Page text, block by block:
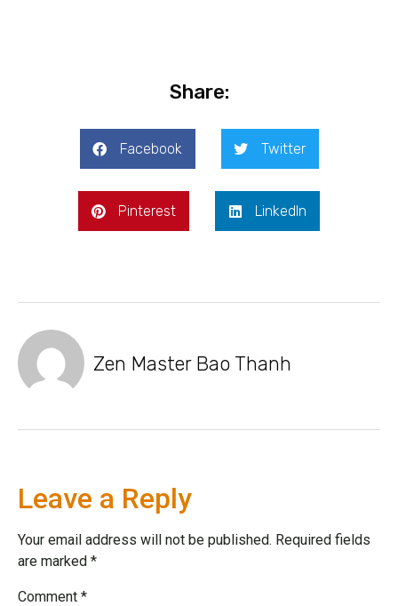
Share:
Facebook Twitter
Pinterest LinkedIn
Zen Master Bao Thanh
Leave a Reply
Your email address will not be published. Required fields
are marked *
Comment *